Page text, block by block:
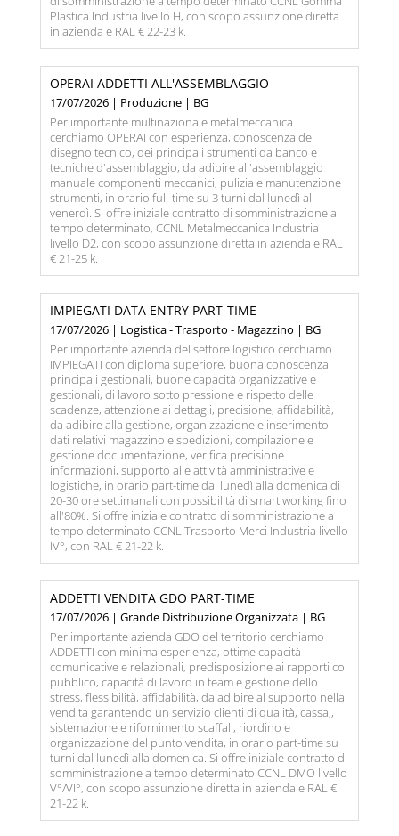
Plastica Industria livello H, con scopo assunzione diretta
in azienda e RAL € 22-23 k.
OPERAI ADDETTI ALL'ASSEMBLAGGIO
17/07/2026 | Produzione | BG
Per importante multinazionale metalmeccanica
cerchiamo OPERAI con esperienza, conoscenza del
disegno tecnico, dei principali strumenti da banco e
tecniche d'assemblaggio, da adibire all'assemblaggio
manuale componenti meccanici, pulizia e manutenzione
strumenti, in orario full-time su 3 turni dal lunedì al
venerdì. Si offre iniziale contratto di somministrazione a
tempo determinato, CCNL Metalmeccanica Industria
livello D2, con scopo assunzione diretta in azienda e RAL
€ 21-25 k.
IMPIEGATI DATA ENTRY PART-TIME
17/07/2026 | Logistica - Trasporto - Magazzino | BG
Per importante azienda del settore logistico cerchiamo
IMPIEGATI con diploma superiore, buona conoscenza
principali gestionali, buone capacità organizzative e
gestionali, di lavoro sotto pressione e rispetto delle
scadenze, attenzione ai dettagli, precisione, affidabilità,
da adibire alla gestione, organizzazione e inserimento
dati relativi magazzino e spedizioni, compilazione e
gestione documentazione, verifica precisione
informazioni, supporto alle attività amministrative e
logistiche, in orario part-time dal lunedì alla domenica di
20-30 ore settimanali con possibilità di smart working fino
all'80%. Si offre iniziale contratto di somministrazione a
tempo determinato CCNL Trasporto Merci Industria livello
IV°, con RAL € 21-22 k.
ADDETTI VENDITA GDO PART-TIME
17/07/2026 | Grande Distribuzione Organizzata | BG
Per importante azienda GDO del territorio cerchiamo
ADDETTI con minima esperienza, ottime capacità
comunicative e relazionali, predisposizione ai rapporti col
pubblico, capacità di lavoro in team e gestione dello
stress, flessibilità, affidabilità, da adibire al supporto nella
vendita garantendo un servizio clienti di qualità, cassa,,
sistemazione e rifornimento scaffali, riordino e
organizzazione del punto vendita, in orario part-time su
turni dal lunedì alla domenica. Si offre iniziale contratto di
somministrazione a tempo determinato CCNL DMO livello
V°/VI°, con scopo assunzione diretta in azienda e RAL €
21-22 k.